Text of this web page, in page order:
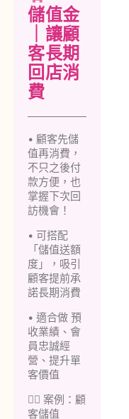
儲值金
｜讓顧
客長期
回店消
費
• 顧客先儲
值再消費，
不只之後付
款方便，也
掌握下次回
訪機會！
• 可搭配
「儲值送額
度」，吸引
顧客提前承
諾長期消費
• 適合做 預
收業績、會
員忠誠經
營、提升單
客價值
👉🏻 案例：顧
客儲值